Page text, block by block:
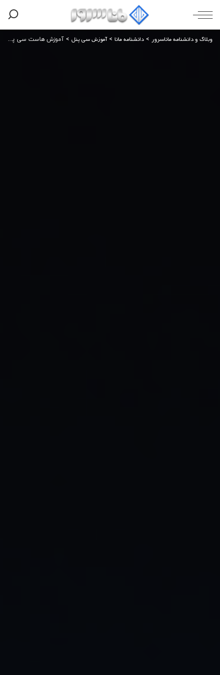
وبلاگ و دانشنامه ماناسرور > دانشنامه مانا >آموزش سی پنل > آموزش هاست سی پنل